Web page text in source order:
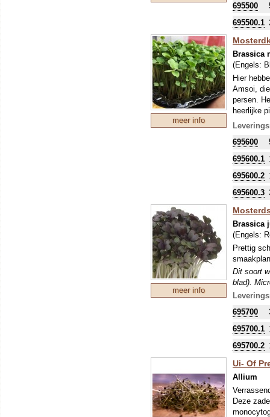
(voor het
de
695500
695500.1
meer info
Brassica
(Engels:
Hier
Amsoi,
persen.
heerlijke
oogsten
(voor het
de
695600
695600.1
695600.2
695600.3
meer info
Brassica
(Engels:
Prettig
Dit soort
blad).
de
695700
695700.1
695700.2
Ui- Of
Allium
Deze